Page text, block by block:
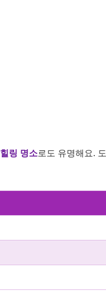
힐링 명소로도 유명해요.